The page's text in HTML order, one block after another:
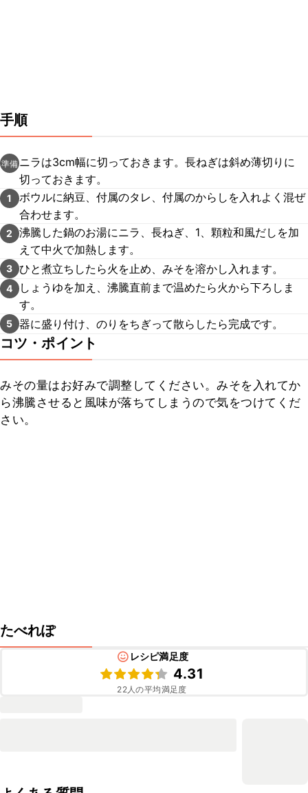
手順
準備 ニラは3cm幅に切っておきます。長ねぎは斜め薄切りに
切っておきます。
1
ボウルに納豆、付属のタレ、付属のからしを入れよく混ぜ
合わせます。
2
沸騰した鍋のお湯にニラ、長ねぎ、1、顆粒和風だしを加
えて中火で加熱します。
3 ひと煮立ちしたら火を止め、みそを溶かし入れます。
4
しょうゆを加え、沸騰直前まで温めたら火から下ろしま
す。
5 器に盛り付け、のりをちぎって散らしたら完成です。
コツ・ポイント
みその量はお好みで調整してください。みそを入れてか
ら沸騰させると風味が落ちてしまうので気をつけてくだ
さい。
たべれぽ
レシピ満足度
4.31
22人の平均満足度